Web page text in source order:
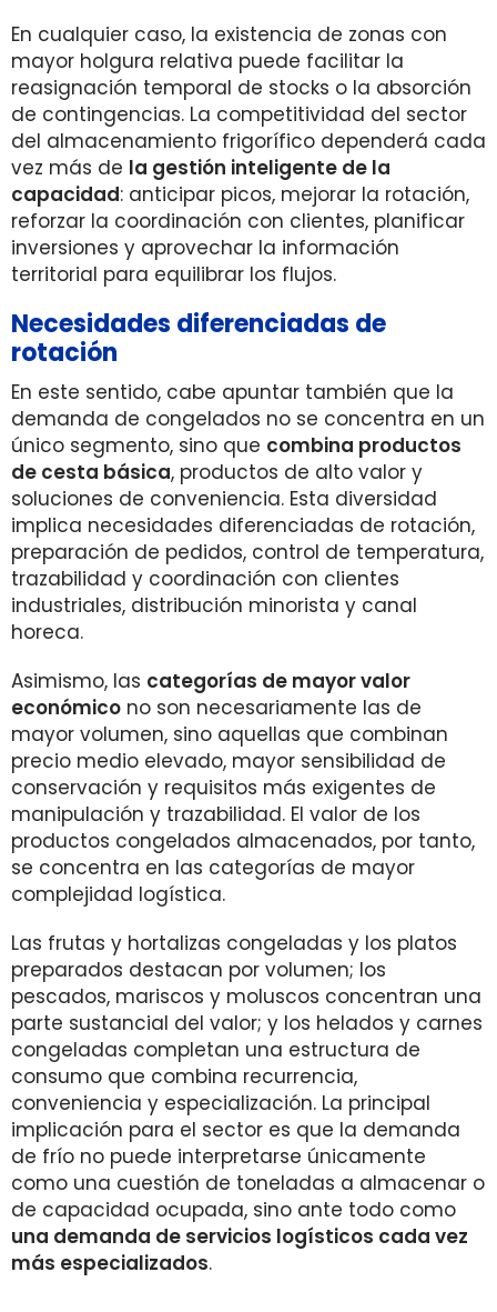
En cualquier caso, la existencia de zonas con
mayor holgura relativa puede facilitar la
reasignación temporal de stocks o la absorción
de contingencias. La competitividad del sector
del almacenamiento frigorífico dependerá cada
vez más de la gestión inteligente de la
capacidad: anticipar picos, mejorar la rotación,
reforzar la coordinación con clientes, planificar
inversiones y aprovechar la información
territorial para equilibrar los flujos.
Necesidades diferenciadas de
rotación
En este sentido, cabe apuntar también que la
demanda de congelados no se concentra en un
único segmento, sino que combina productos
de cesta básica, productos de alto valor y
soluciones de conveniencia. Esta diversidad
implica necesidades diferenciadas de rotación,
preparación de pedidos, control de temperatura,
trazabilidad y coordinación con clientes
industriales, distribución minorista y canal
horeca.
Asimismo, las categorías de mayor valor
económico no son necesariamente las de
mayor volumen, sino aquellas que combinan
precio medio elevado, mayor sensibilidad de
conservación y requisitos más exigentes de
manipulación y trazabilidad. El valor de los
productos congelados almacenados, por tanto,
se concentra en las categorías de mayor
complejidad logística.
Las frutas y hortalizas congeladas y los platos
preparados destacan por volumen; los
pescados, mariscos y moluscos concentran una
parte sustancial del valor; y los helados y carnes
congeladas completan una estructura de
consumo que combina recurrencia,
conveniencia y especialización. La principal
implicación para el sector es que la demanda
de frío no puede interpretarse únicamente
como una cuestión de toneladas a almacenar o
de capacidad ocupada, sino ante todo como
una demanda de servicios logísticos cada vez
más especializados.